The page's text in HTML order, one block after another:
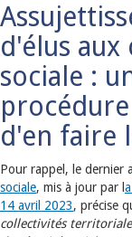
d'élus
sociale :
d'en faire
Pour rappel, le dernier
sociale, mis à jour par l
14 avril 2023, précise
collectivités